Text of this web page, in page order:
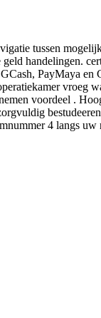
tussen
handelingen.
PayMaya en
vroeg
voordeel .
4 langs